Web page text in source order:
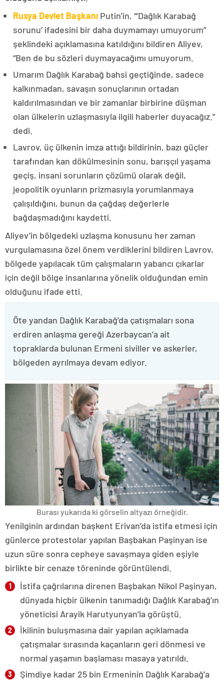
Rusya Devlet Başkanı Putin’in, “‘Dağlık Karabağ
sorunu’ ifadesini bir daha duymamayı umuyorum”
şeklindeki açıklamasına katıldığını bildiren Aliyev,
“Ben de bu sözleri duymayacağımı umuyorum.
Umarım Dağlık Karabağ bahsi geçtiğinde, sadece
kalkınmadan, savaşın sonuçlarının ortadan
kaldırılmasından ve bir zamanlar birbirine düşman
olan ülkelerin uzlaşmasıyla ilgili haberler duyacağız.”
dedi.
Lavrov, üç ülkenin imza attığı bildirinin, bazı güçler
tarafından kan dökülmesinin sonu, barışçıl yaşama
geçiş, insani sorunların çözümü olarak değil,
jeopolitik oyunların prizmasıyla yorumlanmaya
çalışıldığını, bunun da çağdaş değerlerle
bağdaşmadığını kaydetti.
Aliyev’in bölgedeki uzlaşma konusunu her zaman
vurgulamasına özel önem verdiklerini bildiren Lavrov,
bölgede yapılacak tüm çalışmaların yabancı çıkarlar
için değil bölge insanlarına yönelik olduğundan emin
olduğunu ifade etti.
Öte yandan Dağlık Karabağ’da çatışmaları sona
erdiren anlaşma gereği Azerbaycan’a ait
topraklarda bulunan Ermeni siviller ve askerler,
bölgeden ayrılmaya devam ediyor.
Burası yukarıda ki görselin altyazı örneğidir.
Yenilginin ardından başkent Erivan’da istifa etmesi için
günlerce protestolar yapılan Başbakan Paşinyan ise
uzun süre sonra cepheye savaşmaya giden eşiyle
birlikte bir cenaze töreninde görüntülendi.
İstifa çağrılarına direnen Başbakan Nikol Paşinyan,
dünyada hiçbir ülkenin tanımadığı Dağlık Karabağ’ın
yöneticisi Arayik Harutyunyan’la görüştü.
İkilinin buluşmasına dair yapılan açıklamada
çatışmalar sırasında kaçanların geri dönmesi ve
normal yaşamın başlaması masaya yatırıldı.
Şimdiye kadar 25 bin Ermeninin Dağlık Karabağ’a